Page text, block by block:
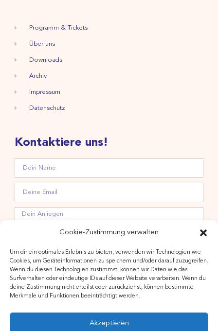
Cookie-Zustimmung verwalten
Um dir ein optimales Erlebnis zu bieten, verwenden wir Technologien wie
Cookies, um Geräteinformationen zu speichern und/oder darauf zuzugreifen.
Wenn du diesen Technologien zustimmst, können wir Daten wie das
Surfverhalten oder eindeutige IDs auf dieser Website verarbeiten. Wenn du
deine Zustimmung nicht erteilst oder zurückziehst, können bestimmte
Merkmale und Funktionen beeinträchtigt werden.
Akzeptieren
Programm & Tickets
Über uns
Downloads
Archiv
Impressum
Datenschutz
Kontaktiere uns!
Hiermit stimme ich der Verarbeitung meiner Daten zwecks
Newsletteranmeldung gemäß Datenschutzerklärung zu.